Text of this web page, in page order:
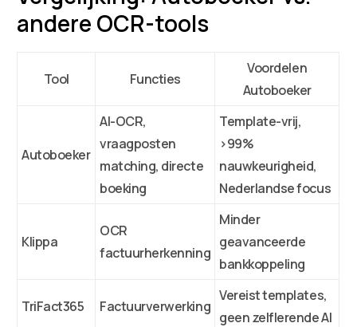
andere OCR-tools
Tool Functies
Voordelen
Autoboeker
Autoboeker
AI-OCR,
vraagposten
matching, directe
boeking
Template-vrij,
>99%
nauwkeurigheid,
Nederlandse focus
Klippa
OCR
factuurherkenning
Minder
geavanceerde
bankkoppeling
TriFact365 Factuurverwerking
Vereist templates,
geen zelflerende AI